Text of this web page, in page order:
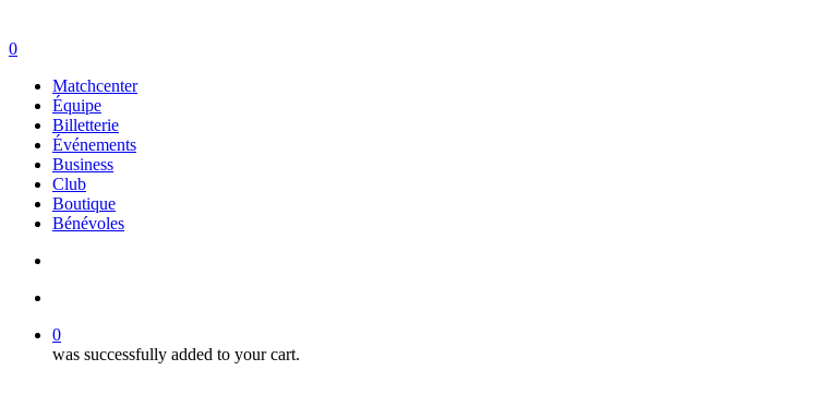
search
account
0
Matchcenter
Équipe
Billetterie
Événements
Business
Club
Boutique
Bénévoles
0
was successfully added to your cart.